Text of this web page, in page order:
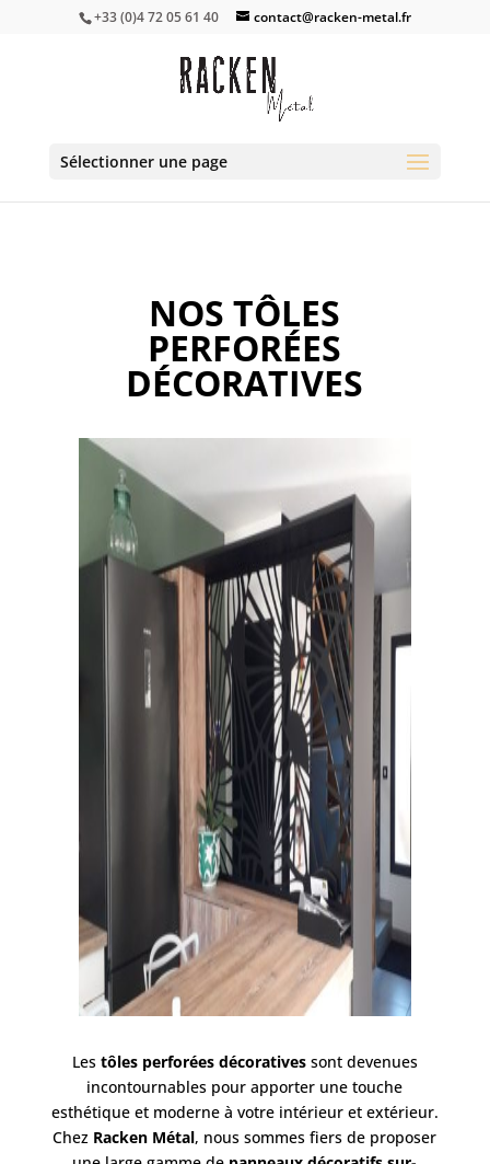
+33 (0)4 72 05 61 40 contact@racken-metal.fr
Sélectionner une page
NOS TÔLES
PERFORÉES
DÉCORATIVES
Les tôles perforées décorativessont devenues
incontournables pour apporter une touche
esthétique et moderne à votre intérieur et extérieur.
Chez Racken Métal, nous sommes fiers de proposer